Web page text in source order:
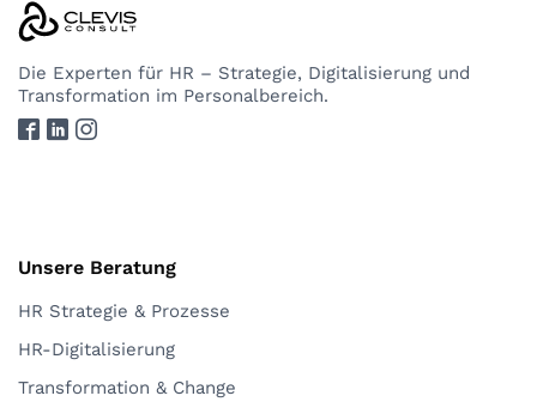
Die Experten für HR – Strategie, Digitalisierung und
Transformation im Personalbereich.
Unsere Beratung
HR Strategie & Prozesse
HR-Digitalisierung
Transformation & Change